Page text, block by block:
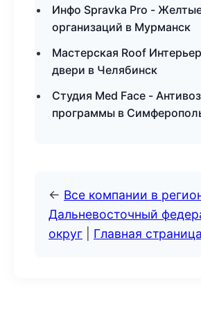
Инфо Spravka Pro -
организаций в Мурманск
Мастерская Roof
двери в Челябинск
Студия Med Face -
программы в
← Все компании в
Дальневосточный
округ
Главная страница